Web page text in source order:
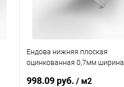
Ендова нижняя плоская
оцинкованная 0,7мм ширина
998.09 руб. / м2